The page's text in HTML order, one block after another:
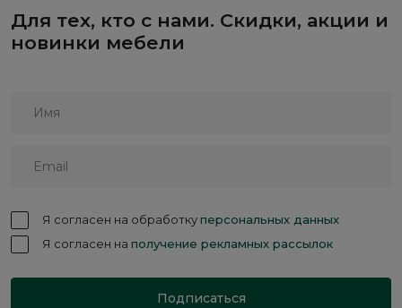
Для тех, кто с нами. Скидки, акции и
новинки мебели
Я согласен на обработкуперсональных данных
Я согласен на получение рекламных рассылок
Подписаться